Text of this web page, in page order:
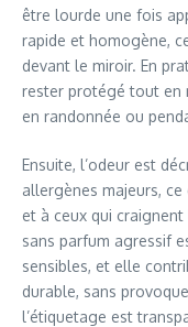
être lourde une fois
rapide et homogène,
devant le miroir. En
rester protégé tout en
en randonnée ou
Ensuite, l’odeur est
allergènes majeurs,
et à ceux qui
sans parfum agressif
sensibles, et elle
durable, sans
l’étiquetage est